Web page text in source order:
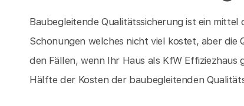
Baubegleitende Qualitätssicherung ist ein
Schonungen welches nicht viel kostet, aber
den Fällen, wenn Ihr Haus als KfW
Hälfte der Kosten der baubegleitenden